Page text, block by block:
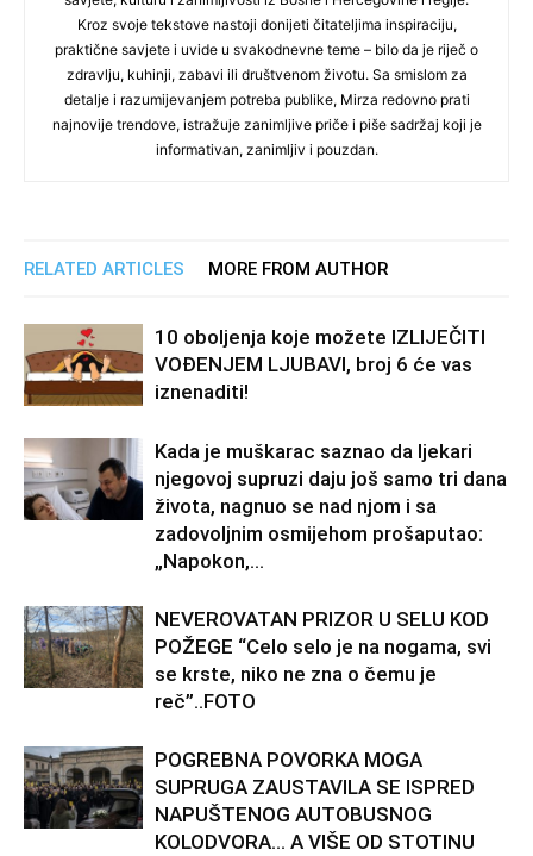
Kroz svoje tekstove nastoji donijeti čitateljima inspiraciju,
praktične savjete i uvide u svakodnevne teme – bilo da je riječ o
zdravlju, kuhinji, zabavi ili društvenom životu. Sa smislom za
detalje i razumijevanjem potreba publike, Mirza redovno prati
najnovije trendove, istražuje zanimljive priče i piše sadržaj koji je
informativan, zanimljiv i pouzdan.
RELATED ARTICLES MORE FROM AUTHOR
10 oboljenja koje možete IZLIJEČITI
VOĐENJEM LJUBAVI, broj 6 će vas
iznenaditi!
Kada je muškarac saznao da ljekari
njegovoj supruzi daju još samo tri dana
života, nagnuo se nad njom i sa
zadovoljnim osmijehom prošaputao:
„Napokon,...
NEVEROVATAN PRIZOR U SELU KOD
POŽEGE “Celo selo je na nogama, svi
se krste, niko ne zna o čemu je
reč”..FOTO
POGREBNA POVORKA MOGA
SUPRUGA ZAUSTAVILA SE ISPRED
NAPUŠTENOG AUTOBUSNOG
KOLODVORA… A VIŠE OD STOTINU